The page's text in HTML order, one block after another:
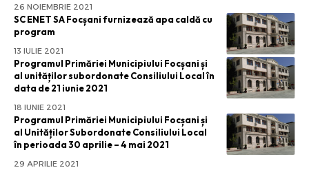
26 NOIEMBRIE 2021
SC ENET SA Focșani furnizează apa caldă cu
program
13 IULIE 2021
Programul Primăriei Municipiului Focșani și
al unităților subordonate Consiliului Local în
data de 21 iunie 2021
18 IUNIE 2021
Programul Primăriei Municipiului Focșani și
al Unităților Subordonate Consiliului Local
în perioada 30 aprilie – 4 mai 2021
29 APRILIE 2021